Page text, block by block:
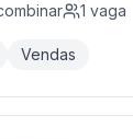
1 vaga
Vendas